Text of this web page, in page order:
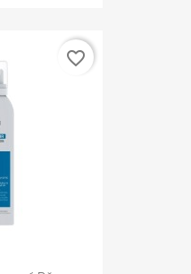
favorite_border